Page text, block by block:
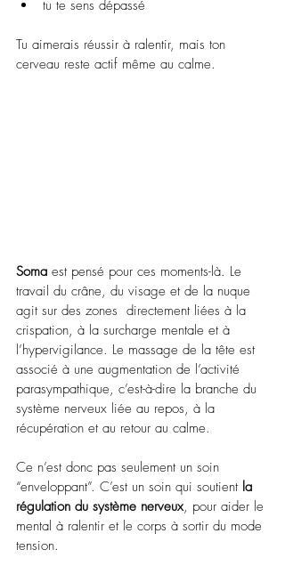
tu te sens dépassé
Tu aimerais réussir à ralentir, mais ton
cerveau reste actif même au calme.
Soma est pensé pour ces moments-là. Le
travail du crâne, du visage et de la nuque
agit sur des zones  directement liées à la
crispation, à la surcharge mentale et à
l’hypervigilance. Le massage de la tête est
associé à une augmentation de l’activité
parasympathique, c’est-à-dire la branche du
système nerveux liée au repos, à la
récupération et au retour au calme.
Ce n’est donc pas seulement un soin
“enveloppant”. C’est un soin qui soutient la
régulation du système nerveux, pour aider le
mental à ralentir et le corps à sortir du mode
tension.